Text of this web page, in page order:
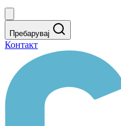
Пребарувај
Контакт